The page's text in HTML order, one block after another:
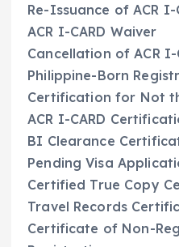
Re-Issuance of ACR I-
ACR I-CARD Waiver
Cancellation of ACR I-
Philippine-Born
Certification for Not
ACR I-CARD
BI Clearance
Pending Visa
Certified True Copy
Travel Records
Certificate of Non-